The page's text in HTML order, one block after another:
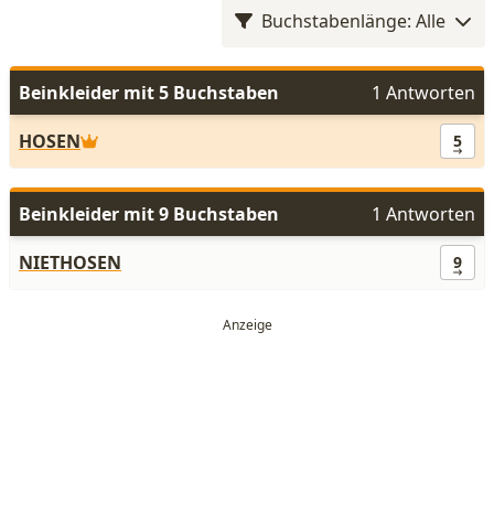
Buchstabenlänge: Alle
Beinkleider mit 5 Buchstaben
1 Antworten
HOSEN
5
Beinkleider mit 9 Buchstaben
1 Antworten
NIETHOSEN
9